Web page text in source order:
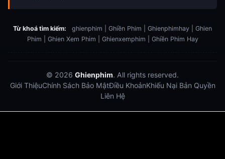
Từ khoá tìm kiếm:
ghienphim | Ghiền Phim | Ghienphimhay | Ghien
Phim | Ghien Xem Phim | Ghienxemphim | Ghiền Phim Hay
© 2026 Ghienphim. All rights reserved.
Giới ThiệuChính Sách Bảo MậtĐiều KhoảnKhiếu Nại Bản Quyền
Liên Hệ